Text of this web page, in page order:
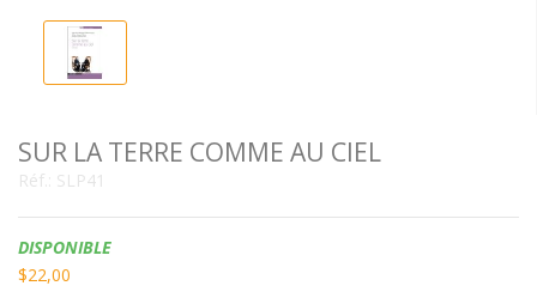
SUR LA TERRE COMME AU CIEL
Réf.: SLP41
Disponibilité:
DISPONIBLE
$22,00